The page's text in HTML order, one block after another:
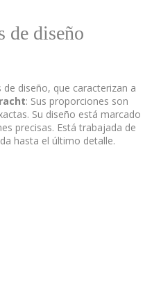
de diseño
diseño, que caracterizan a
: Sus proporciones son
Su diseño está marcado
precisas. Está trabajada de
hasta el último detalle.